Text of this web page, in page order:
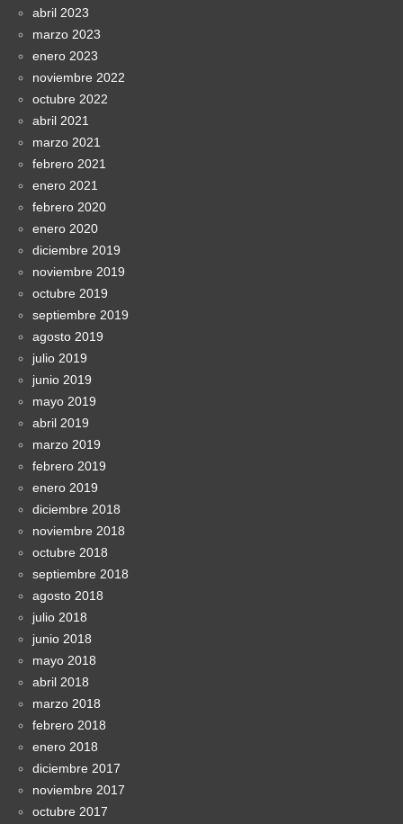
abril 2023
marzo 2023
enero 2023
noviembre 2022
octubre 2022
abril 2021
marzo 2021
febrero 2021
enero 2021
febrero 2020
enero 2020
diciembre 2019
noviembre 2019
octubre 2019
septiembre 2019
agosto 2019
julio 2019
junio 2019
mayo 2019
abril 2019
marzo 2019
febrero 2019
enero 2019
diciembre 2018
noviembre 2018
octubre 2018
septiembre 2018
agosto 2018
julio 2018
junio 2018
mayo 2018
abril 2018
marzo 2018
febrero 2018
enero 2018
diciembre 2017
noviembre 2017
octubre 2017